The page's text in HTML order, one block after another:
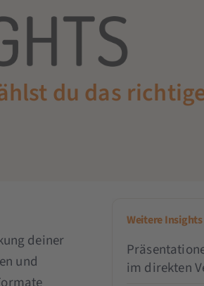
du das
deiner
und
Weitere Insights
im direkten